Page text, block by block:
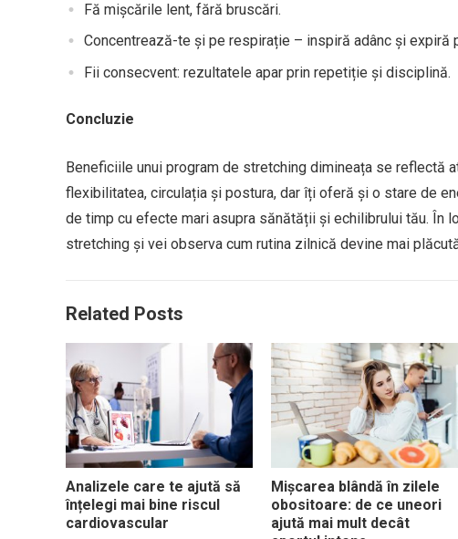
Fă mișcările lent, fără bruscări.
Concentrează-te și pe respirație – inspiră adânc și expiră
Fii consecvent: rezultatele apar prin repetiție și disciplină.
Concluzie
Beneficiile unui program de stretching dimineața se reflectă
flexibilitatea, circulația și postura, dar îți oferă și o stare de
de timp cu efecte mari asupra sănătății și echilibrului tău. În
stretching și vei observa cum rutina zilnică devine mai
Related Posts
Analizele care te ajută să
înțelegi mai bine riscul
cardiovascular
Mișcarea blândă în zilele
obositoare: de ce uneori
ajută mai mult decât